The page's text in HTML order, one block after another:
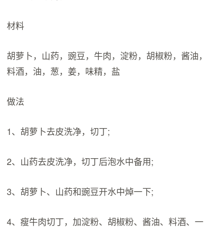
材料
胡萝卜，山药，豌豆，牛肉，淀粉，胡椒粉，酱油，
料酒，油，葱，姜，味精，盐
做法
1、胡萝卜去皮洗净，切丁;
2、山药去皮洗净，切丁后泡水中备用;
3、胡萝卜、山药和豌豆开水中焯一下;
4、瘦牛肉切丁，加淀粉、胡椒粉、酱油、料酒、一